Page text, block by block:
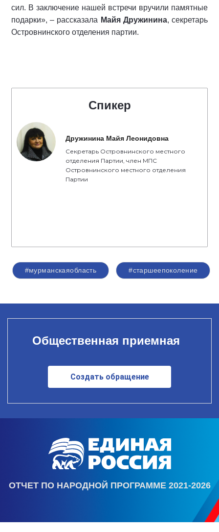
сил. В заключение нашей встречи вручили памятные
подарки», – рассказала Майя Дружинина, секретарь
Островнинского отделения партии.
Спикер
Дружинина Майя Леонидовна
Секретарь Островнинского местного
отделения Партии, член МПС
Островнинского местного отделения
Партии
#мурманскаяобласть #старшеепоколение
Общественная приемная
Создать обращение
ОТЧЕТ ПО НАРОДНОЙ ПРОГРАММЕ 2021-2026